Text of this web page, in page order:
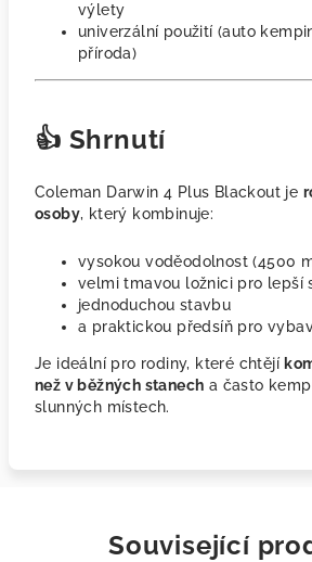
výlety
univerzální použití (auto
příroda)
👍 Shrnutí
Coleman Darwin 4 Plus Blackout je
osoby, který kombinuje:
vysokou voděodolnost (4500
velmi tmavou ložnici pro lepší
jednoduchou stavbu
a praktickou předsíň pro
Je ideální pro rodiny, které chtějí
než v běžných stanech a často
slunných místech.
Související